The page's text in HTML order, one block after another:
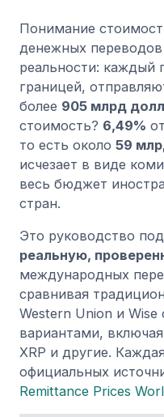
Понимание
денежных переводов
реальности: каждый
границей,
более 905 млрд
стоимость? 6,49%
то есть около 59
исчезает в виде
весь бюджет
стран.
Это руководство
реальную,
международных
сравнивая
Western Union и
вариантами,
XRP и другие.
официальных
Remittance Prices